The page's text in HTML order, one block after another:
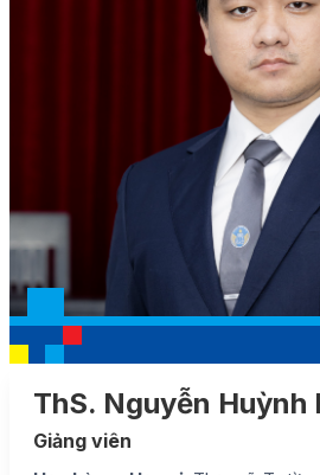
ThS. Nguyễn Huỳnh
Giảng viên